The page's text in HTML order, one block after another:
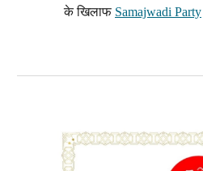
के खिलाफ Samajwadi Party